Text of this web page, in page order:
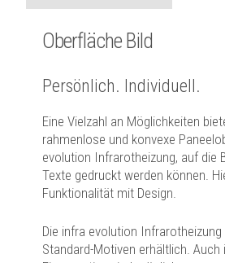
Oberfläche Bild
Persönlich. Individuell.
Eine Vielzahl an Möglichkeiten
rahmenlose und konvexe
evolution Infrarotheizung, auf die
Texte gedruckt werden können.
Funktionalität mit Design.
Die infra evolution
Standard-Motiven erhältlich. Auch